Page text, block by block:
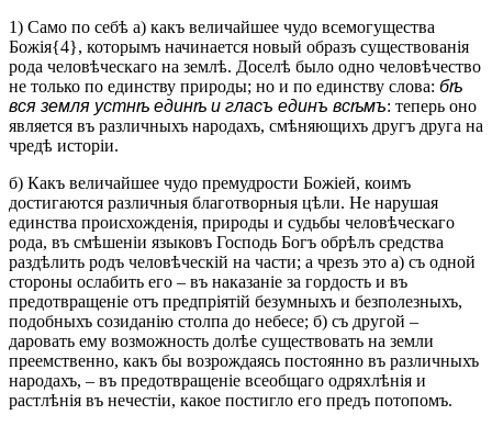
1) Само по себѣ а) какъ величайшее чудо всемогущества
Божія{4}, которымъ начинается новый образъ существованія
рода человѣческаго на землѣ. Доселѣ было одно человѣчество
не только по единству природы; но и по единству слова: бѣ
вся земля устнѣ единѣ и гласъ единъ всѣмъ: теперь оно
является въ различныхъ народахъ, смѣняющихъ другъ друга на
чредѣ исторіи.
б) Какъ величайшее чудо премудрости Божіей, коимъ
достигаются различныя благотворныя цѣли. Не нарушая
единства происхожденія, природы и судьбы человѣческаго
рода, въ смѣшеніи языковъ Господь Богъ обрѣлъ средства
раздѣлить родъ человѣческій на части; а чрезъ это а) съ одной
стороны ослабить его – въ наказаніе за гордость и въ
предотвращеніе отъ предпріятій безумныхъ и безполезныхъ,
подобныхъ созиданію столпа до небесе; б) съ другой –
даровать ему возможность долѣе существовать на земли
преемственно, какъ бы возрождаясь постоянно въ различныхъ
народахъ, – въ предотвращеніе всеобщаго одряхлѣнія и
растлѣнія въ нечестіи, какое постигло его предъ потопомъ.